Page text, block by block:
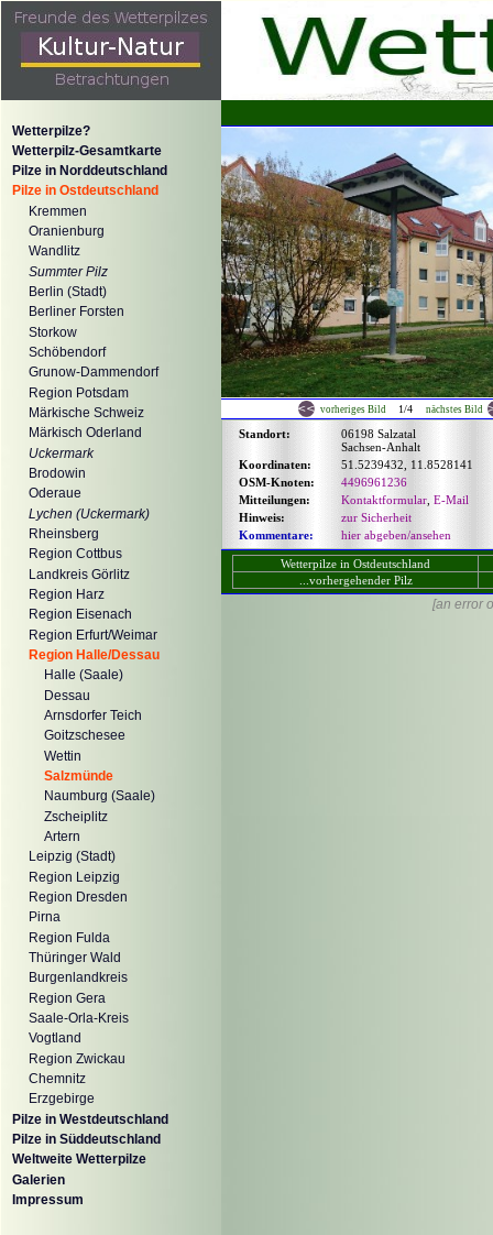
Wetterpilze?
Wetterpilz-Gesamtkarte
Pilze in Norddeutschland
Pilze in Ostdeutschland
Kremmen
Oranienburg
Wandlitz
Summter Pilz
Berlin (Stadt)
Berliner Forsten
Storkow
Schöbendorf
Grunow-Dammendorf
Region Potsdam
Märkische Schweiz
Märkisch Oderland
Uckermark
Brodowin
Oderaue
Lychen (Uckermark)
Rheinsberg
Region Cottbus
Landkreis Görlitz
Region Harz
Region Eisenach
Region Erfurt/Weimar
Region Halle/Dessau
Halle (Saale)
Dessau
Arnsdorfer Teich
Goitzschesee
Wettin
Salzmünde
Naumburg (Saale)
Zscheiplitz
Artern
Leipzig (Stadt)
Region Leipzig
Region Dresden
Pirna
Region Fulda
Thüringer Wald
Burgenlandkreis
Region Gera
Saale-Orla-Kreis
Vogtland
Region Zwickau
Chemnitz
Erzgebirge
Pilze in Westdeutschland
Pilze in Süddeutschland
Weltweite Wetterpilze
Galerien
Impressum
vorheriges Bild 1/4 nächstes Bild
Standort:
06198 Salzatal
Sachsen-Anhalt
Koordinaten:
51.5239432, 11.8528141
OSM-Knoten:
4496961236
Mitteilungen:
Kontaktformular E-Mail
Hinweis:
zur Sicherheit
Kommentare:
hier abgeben/ansehen
Wetterpilze in Ostdeutschland
...vorhergehender Pilz
[an error